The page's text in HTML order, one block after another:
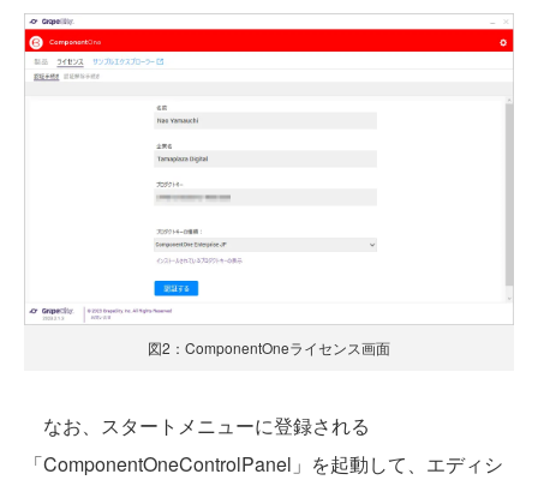
図2：ComponentOneライセンス画面
なお、スタートメニューに登録される
「ComponentOneControlPanel」を起動して、エディシ